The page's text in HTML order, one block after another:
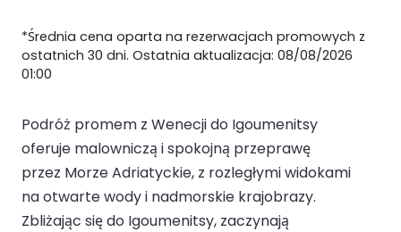
*Średnia cena oparta na rezerwacjach promowych z
ostatnich 30 dni. Ostatnia aktualizacja: 08/08/2026
01:00
Podróż promem z Wenecji do Igoumenitsy
oferuje malowniczą i spokojną przeprawę
przez Morze Adriatyckie, z rozległymi widokami
na otwarte wody i nadmorskie krajobrazy.
Zbliżając się do Igoumenitsy, zaczynają